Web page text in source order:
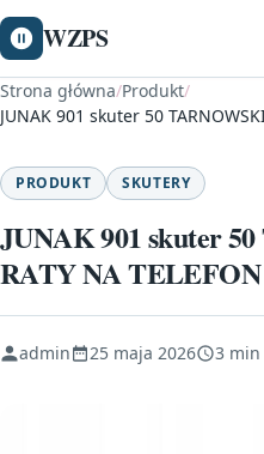
WZPS
Strona główna/Produkt/
JUNAK 901 skuter 50
PRODUKT SKUTERY
JUNAK 901 skuter
RATY NA TELEFON
admin 25 maja 2026 3 min